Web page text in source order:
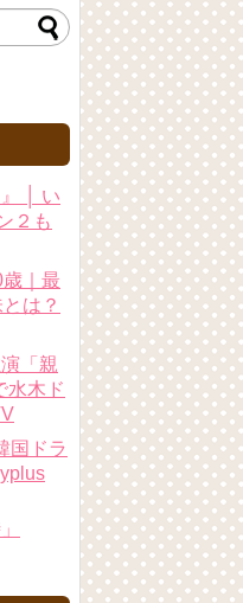
│ い
２も
｜最
は？
「親
水木ド
国ドラ